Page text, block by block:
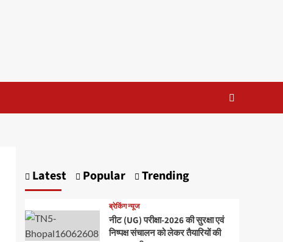
Latest Popular Trending
ब्रेकिंग न्यूज
नीट (UG) परीक्षा-2026 की सुरक्षा एवं
निष्पक्ष संचालन को लेकर तैयारियों की